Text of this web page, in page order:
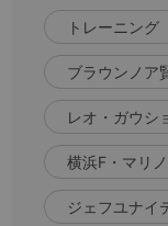
トレーニング
ブラウンノア
レオ・ガウシ
横浜F・マリ
ジェフユナイ